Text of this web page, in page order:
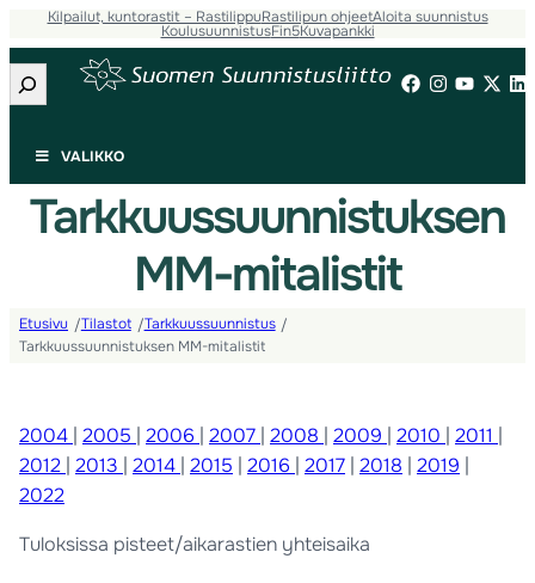
Kilpailut, kuntorastit – RastilippuRastilipun ohjeetAloita suunnistus
KoulusuunnistusFin5Kuvapankki
Etsi
VALIKKO
Tarkkuussuunnistuksen
MM-mitalistit
Etusivu /Tilastot /Tarkkuussuunnistus /
Tarkkuussuunnistuksen MM-mitalistit
2004 2005 2006 2007 2008 2009 2010 2011
2012 2013 2014 2015 2016 2017 2018 2019
2022
Tuloksissa pisteet/aikarastien yhteisaika